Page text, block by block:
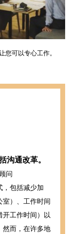
您可以专心工作。
沟通改革。
问
包括减少加
室）、工作时间
开工作时间）以
然而，在许多地